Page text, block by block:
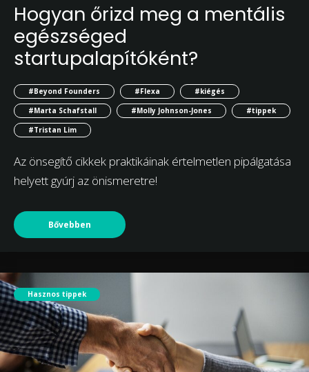
Hogyan őrizd meg a mentális
egészséged
startupalapítóként?
#Beyond Founders #Flexa
#kiégés
#Marta Schafstall
#Molly Johnson-Jones
#tippek
#Tristan Lim
Az önsegítő cikkek praktikáinak értelmetlen pipálgatása
helyett gyúrj az önismeretre!
Bővebben
Hasznos tippek